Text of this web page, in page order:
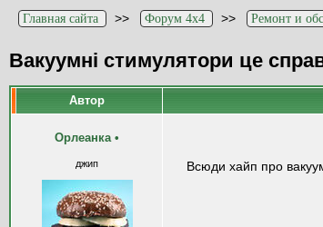
Главная сайта >> Форум 4x4 >> Ремонт и
Вакуумні стимулятори це
Автор
Орлеанка •
джип Всюди хайп про